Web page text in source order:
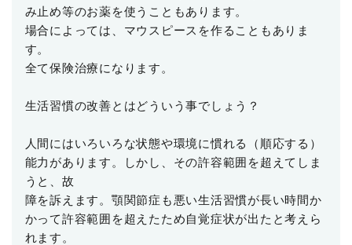
み止め等のお薬を使うこともあります。
場合によっては、マウスピースを作ることもありま
す。
全て保険治療になります。
生活習慣の改善とはどういう事でしょう？
人間にはいろいろな状態や環境に慣れる（順応する）
能力があります。しかし、その許容範囲を超えてしま
うと、故
障を訴えます。顎関節症も悪い生活習慣が長い時間か
かって許容範囲を超えたため自覚症状が出たと考えら
れます。